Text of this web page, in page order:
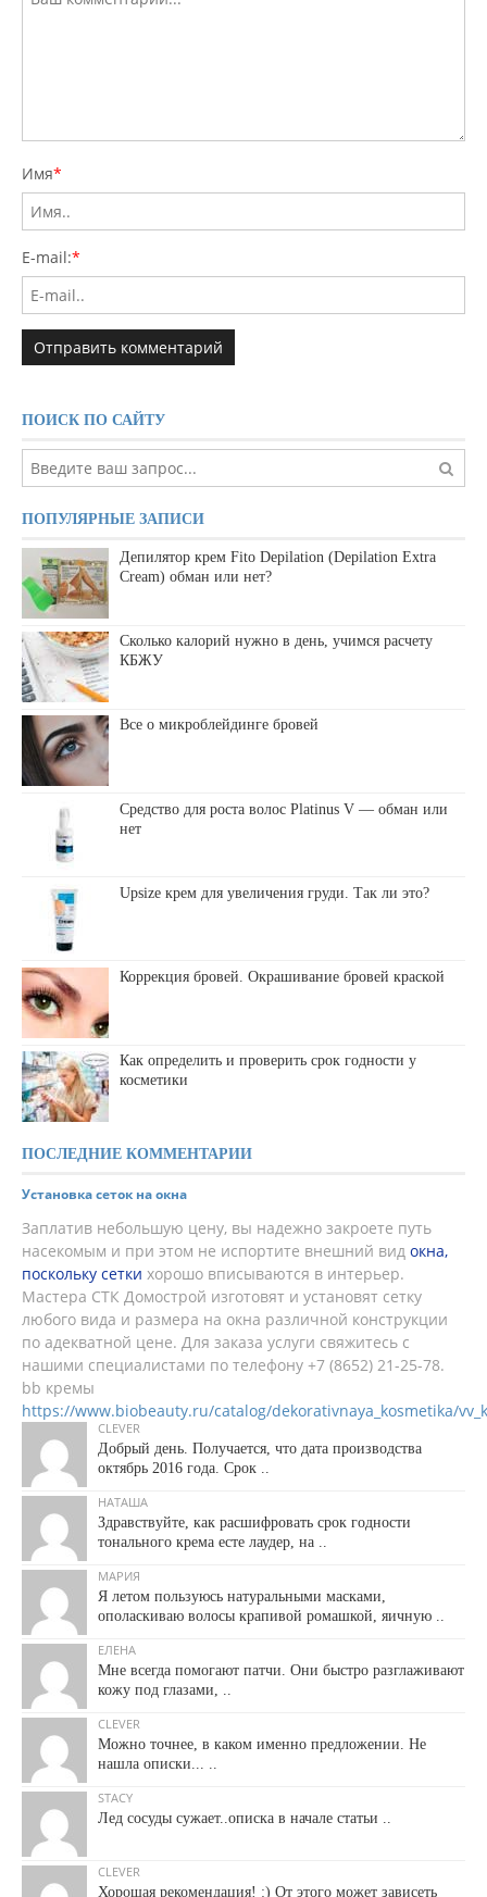
Имя*
E-mail:*
ПОИСК ПО САЙТУ
ПОПУЛЯРНЫЕ ЗАПИСИ
Депилятор крем Fito Depilation (Depilation Extra
Cream) обман или нет?
Сколько калорий нужно в день, учимся расчету
КБЖУ
Все о микроблейдинге бровей
Средство для роста волос Platinus V — обман или
нет
Upsize крем для увеличения груди. Так ли это?
Коррекция бровей. Окрашивание бровей краской
Как определить и проверить срок годности у
косметики
ПОСЛЕДНИЕ КОММЕНТАРИИ
Установка сеток на окна
Заплатив небольшую цену, вы надежно закроете путь
насекомым и при этом не испортите внешний вид окна,
поскольку сетки хорошо вписываются в интерьер.
Мастера СТК Домострой изготовят и установят сетку
любого вида и размера на окна различной конструкции
по адекватной цене. Для заказа услуги свяжитесь с
нашими специалистами по телефону +7 (8652) 21-25-78.
bb кремы
https://www.biobeauty.ru/catalog/dekorativnaya_kosmetika/
CLEVER
Добрый день. Получается, что дата производства
октябрь 2016 года. Срок ..
НАТАША
Здравствуйте, как расшифровать срок годности
тонального крема есте лаудер, на ..
МАРИЯ
Я летом пользуюсь натуральными масками,
ополаскиваю волосы крапивой ромашкой, яичную ..
ЕЛЕНА
Мне всегда помогают патчи. Они быстро разглаживают
кожу под глазами, ..
CLEVER
Можно точнее, в каком именно предложении. Не
нашла описки... ..
STACY
Лед сосуды сужает..описка в начале статьи ..
CLEVER
Хорошая рекомендация! :) От этого может зависеть